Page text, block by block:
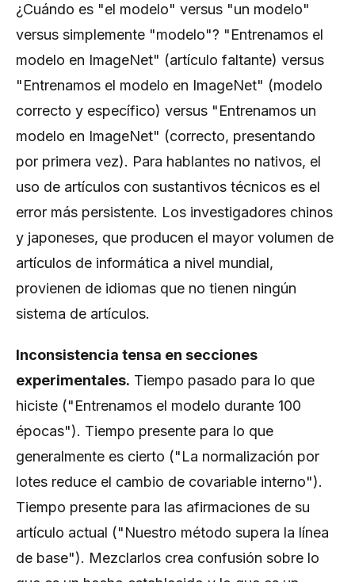
¿Cuándo es "el modelo" versus "un modelo"
versus simplemente "modelo"? "Entrenamos el
modelo en ImageNet" (artículo faltante) versus
"Entrenamos el modelo en ImageNet" (modelo
correcto y específico) versus "Entrenamos un
modelo en ImageNet" (correcto, presentando
por primera vez). Para hablantes no nativos, el
uso de artículos con sustantivos técnicos es el
error más persistente. Los investigadores chinos
y japoneses, que producen el mayor volumen de
artículos de informática a nivel mundial,
provienen de idiomas que no tienen ningún
sistema de artículos.
Inconsistencia tensa en secciones
experimentales. Tiempo pasado para lo que
hiciste ("Entrenamos el modelo durante 100
épocas"). Tiempo presente para lo que
generalmente es cierto ("La normalización por
lotes reduce el cambio de covariable interno").
Tiempo presente para las afirmaciones de su
artículo actual ("Nuestro método supera la línea
de base"). Mezclarlos crea confusión sobre lo